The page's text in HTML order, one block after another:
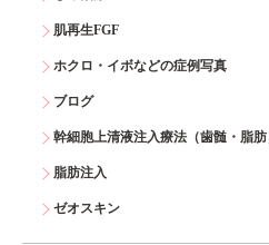
肌再生FGF
ホクロ・イボなどの症例写真
ブログ
幹細胞上清液注入療法（歯髄・脂肪
脂肪注入
ゼオスキン